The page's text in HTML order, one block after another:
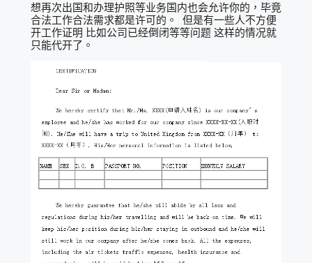
想再次出国和办理护照等业务国内也会允许你的，毕竟
合法工作合法需求都是许可的。 但是有一些人不方便
开工作证明 比如公司已经倒闭等等问题 这样的情况就
只能代开了。